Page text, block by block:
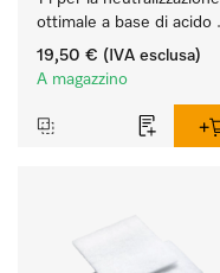
ottimale a base di acido
organico.
19,50 € (IVA esclusa)
A magazzino